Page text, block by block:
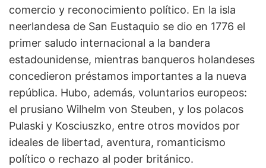
comercio y reconocimiento político. En la isla
neerlandesa de San Eustaquio se dio en 1776 el
primer saludo internacional a la bandera
estadounidense, mientras banqueros holandeses
concedieron préstamos importantes a la nueva
república. Hubo, además, voluntarios europeos:
el prusiano Wilhelm von Steuben, y los polacos
Pulaski y Kosciuszko, entre otros movidos por
ideales de libertad, aventura, romanticismo
político o rechazo al poder británico.